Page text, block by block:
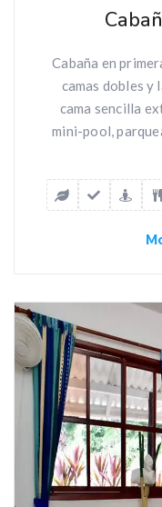
Cabaña en
camas dobles y
cama sencilla
mini-pool,